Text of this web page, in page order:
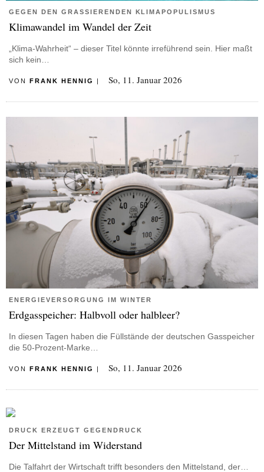
GEGEN DEN GRASSIERENDEN KLIMAPOPULISMUS
Klimawandel im Wandel der Zeit
„Klima-Wahrheit“ – dieser Titel könnte irreführend sein. Hier maßt
sich kein…
VON FRANK HENNIG | So, 11. Januar 2026
ENERGIEVERSORGUNG IM WINTER
Erdgasspeicher: Halbvoll oder halbleer?
In diesen Tagen haben die Füllstände der deutschen Gasspeicher
die 50-Prozent-Marke…
VON FRANK HENNIG | So, 11. Januar 2026
DRUCK ERZEUGT GEGENDRUCK
Der Mittelstand im Widerstand
Die Talfahrt der Wirtschaft trifft besonders den Mittelstand, der…